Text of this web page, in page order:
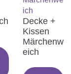
Decke +
Kissen
Märchenw
eich